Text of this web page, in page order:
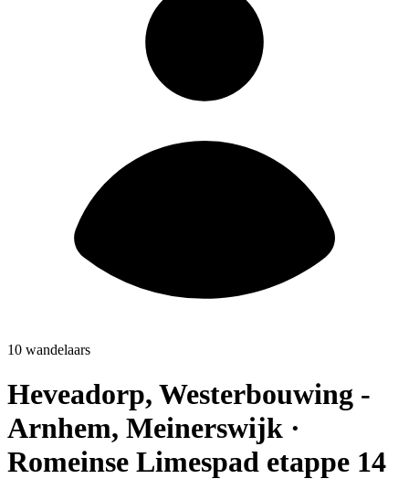
10 wandelaars
Heveadorp, Westerbouwing -
Arnhem, Meinerswijk ·
Romeinse Limespad etappe 14